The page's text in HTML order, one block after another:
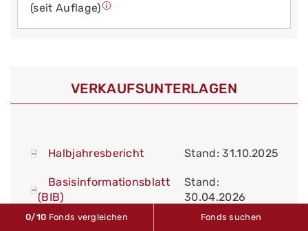
(seit Auflage)
VERKAUFS­UNTERLAGEN
Halbjahresbericht Stand: 31.10.2025
Basisinformationsblatt
(BIB)
Stand:
30.04.2026
Vereinfachter
0/10 Fonds vergleichen Fonds suchen